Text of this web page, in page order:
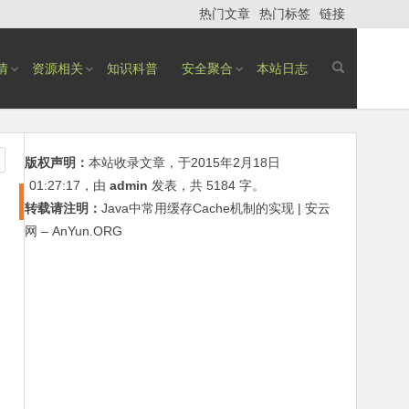
热门文章 热门标签 链接
资源相关 知识科普 安全聚合 本站日志
版权声明： 本站收录文章，于2015年2月18日
01:27:17 ，由 admin 发表，共 5184 字。
转载请注明： Java中常用缓存Cache机制的实现 | 安云
网 – AnYun.ORG